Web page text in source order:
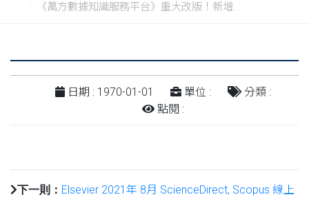
《萬方數據知識服務平台》重大改版！新增....
日期 : 1970-01-01 單位 :
分類 :
點閱 :
下一則： Elsevier 2021年 8月 ScienceDirect, Scopus 線上